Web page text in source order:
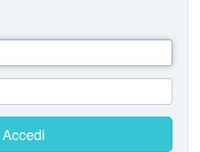
Accedi